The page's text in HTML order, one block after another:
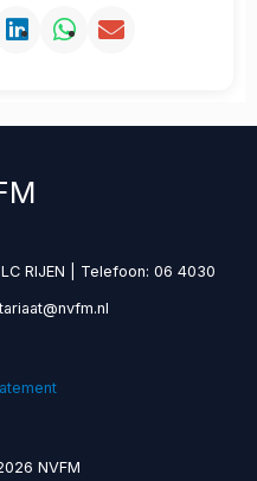
RIJEN | Telefoon: 06 4030
NVFM